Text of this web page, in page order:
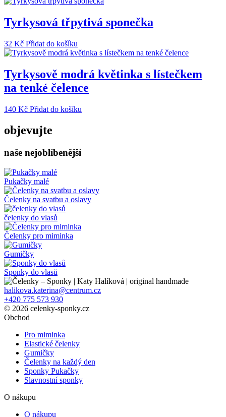
Tyrkysová třpytivá sponečka
32 Kč Přidat do košíku
Tyrkysově modrá květinka s lístečkem
na tenké čelence
140 Kč Přidat do košíku
objevujte
naše nejoblíbenější
Pukačky malé
Čelenky na svatbu a oslavy
čelenky do vlasů
Čelenky pro miminka
Gumičky
Sponky do vlasů
halikova.katerina@centrum.cz
+420 775 573 930
© 2026 celenky-sponky.cz
Obchod
Pro miminka
Elastické čelenky
Gumičky
Čelenky na každý den
Sponky Pukačky
Slavnostní sponky
O nákupu
O nákupu